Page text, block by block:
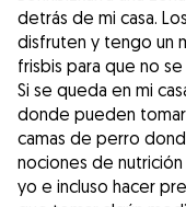
detrás de mi casa.
disfruten y tengo un
frisbis para que no
Si se queda en mi
donde pueden
camas de perro
nociones de nutrición
yo e incluso hacer